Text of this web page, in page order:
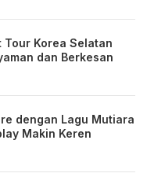
Tour Korea Selatan
dan Berkesan
dengan Lagu Mutiara
Makin Keren